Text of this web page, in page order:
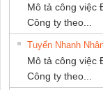
Mô tả công việc
Công ty theo...
Tuyển Nhanh
Mô tả công việc
Công ty theo...